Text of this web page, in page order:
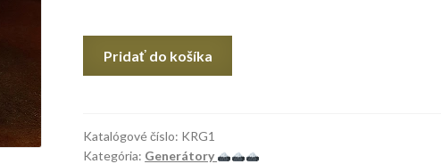
Pridať do košíka
Katalógové číslo: KRG1
Kategória: Generátory